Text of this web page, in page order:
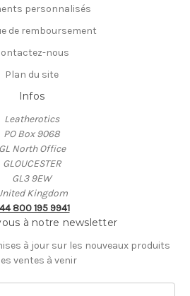
personnalisés
de remboursement
nous
Plan du site
Infos
Leatherotics
PO Box 9068
GL North Office
GLOUCESTER
GL3 9EW
Kingdom
800 195 9941
à notre newsletter
à jour sur les nouveaux produits
ventes à venir